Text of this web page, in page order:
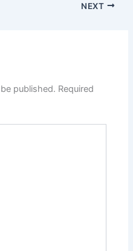
NEXT
published. Required